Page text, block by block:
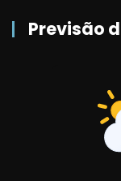
Previsão